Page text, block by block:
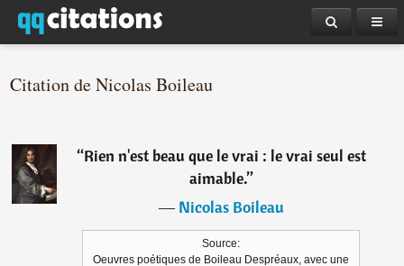
Citation de Nicolas Boileau
“Rien n'est beau que le vrai : le vrai seul est
aimable.”
―Nicolas Boileau
Source:
Oeuvres poétiques de Boileau Despréaux, avec une